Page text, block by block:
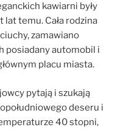
kawiarni były
temu. Cała rodzina
zamawiano
posiadany automobil i
placu miasta.
pytają i szukają
deseru i
40 stopni,